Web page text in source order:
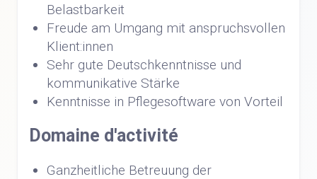
Belastbarkeit
Freude am Umgang mit anspruchsvollen
Klient:innen
Sehr gute Deutschkenntnisse und
kommunikative Stärke
Kenntnisse in Pflegesoftware von Vorteil
Domaine d'activité
Ganzheitliche Betreuung der